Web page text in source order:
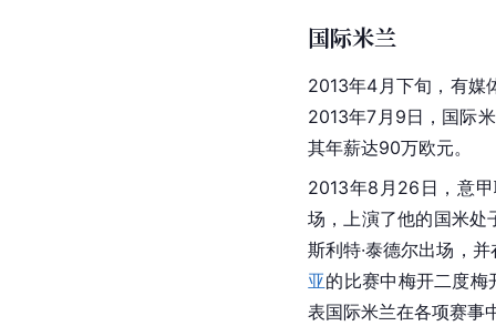
国际米兰
2013年4月下旬，有媒
2013年7月9日，国际
其年薪达90万欧元。
2013年8月26日，意
场，上演了他的国米处
斯利特·泰德尔出场，
亚的比赛中梅开二度
表国际米兰在各项赛事